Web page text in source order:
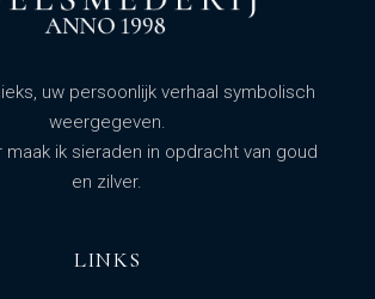
uw persoonlijk verhaal symbolisch
weergegeven.
maak ik sieraden in opdracht van goud
en zilver.
LINKS